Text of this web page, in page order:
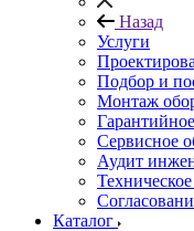
Назад
Услуги
Подбор и
Монтаж
Сервисное
Аудит
Каталог